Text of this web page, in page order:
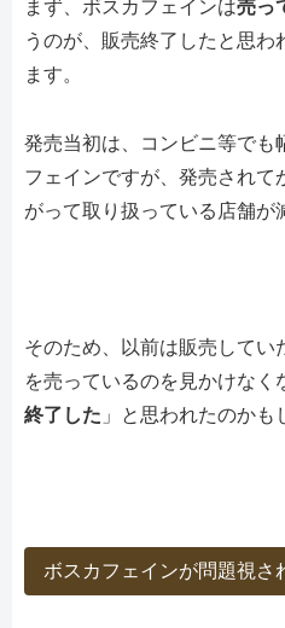
まず、ボスカフェインは売っ
うのが、販売終了したと思
ます。
発売当初は、コンビニ等でも
フェインですが、発売されて
がって取り扱っている店舗が
そのため、以前は販売してい
を売っているのを見かけなく
終了した 」と思われたのかも
ボスカフェインが問題視さ